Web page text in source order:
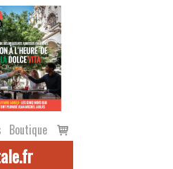
Boutique
Voir
le